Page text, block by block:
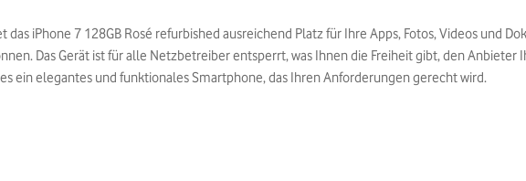
iPhone 7 128GB Rosé refurbished ausreichend Platz für Ihre Apps, Fotos, Videos und
Das Gerät ist für alle Netzbetreiber entsperrt, was Ihnen die Freiheit gibt, den Anbieter
ein elegantes und funktionales Smartphone, das Ihren Anforderungen gerecht wird.